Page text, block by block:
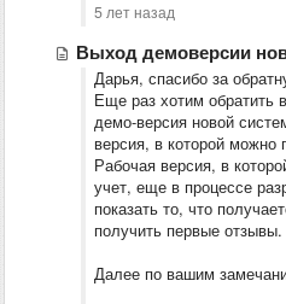
5 лет назад
Выход демоверсии новой системы
Дарья, спасибо за
Еще раз хотим обратить
демо-версия новой
версия, в которой можно
Рабочая версия, в
учет, еще в процессе
показать то, что
получить первые отзывы.
Далее по вашим